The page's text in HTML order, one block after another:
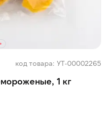
код товара: УТ-00002265
1 кг